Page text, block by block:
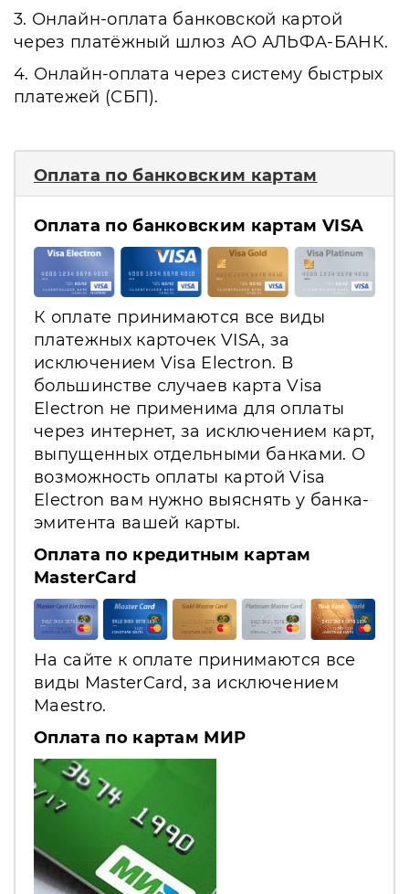
3. Онлайн-оплата банковской картой
через платёжный шлюз АО АЛЬФА-БАНК.
4. Онлайн-оплата через систему быстрых
платежей (СБП).
Оплата по банковским картам
Оплата по банковским картам VISA
К оплате принимаются все виды
платежных карточек VISA, за
исключением Visa Electron. В
большинстве случаев карта Visa
Electron не применима для оплаты
через интернет, за исключением карт,
выпущенных отдельными банками. О
возможность оплаты картой Visa
Electron вам нужно выяснять у банка-
эмитента вашей карты.
Оплата по кредитным картам
MasterCard
На сайте к оплате принимаются все
виды MasterCard, за исключением
Maestro.
Оплата по картам МИР